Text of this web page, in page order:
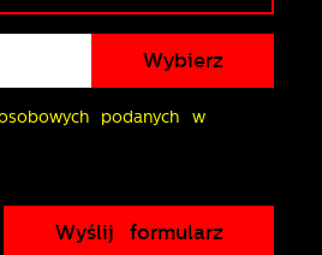
Wybierz
podanych w
Wyślij formularz